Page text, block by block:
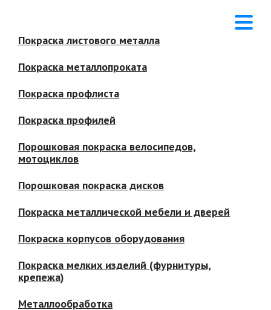
Покраска листового металла
Покраска металлопроката
Покраска профлиста
Покраска профилей
Порошковая покраска велосипедов,
мотоциклов
Порошковая покраска дисков
Покраска металлической мебели и дверей
Покраска корпусов оборудования
Покраска мелких изделий (фурнитуры,
крепежа)
Металлообработка